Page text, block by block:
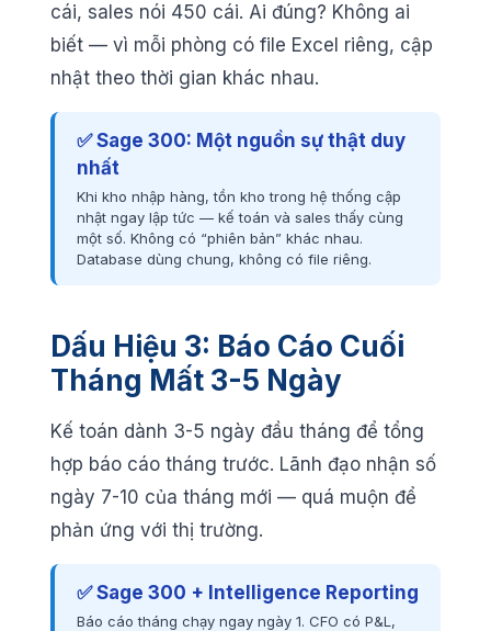
cái, sales nói 450 cái. Ai đúng? Không ai
biết — vì mỗi phòng có file Excel riêng, cập
nhật theo thời gian khác nhau.
✅ Sage 300: Một nguồn sự thật duy
nhất
Khi kho nhập hàng, tồn kho trong hệ thống cập
nhật ngay lập tức — kế toán và sales thấy cùng
một số. Không có “phiên bản” khác nhau.
Database dùng chung, không có file riêng.
Dấu Hiệu 3: Báo Cáo Cuối
Tháng Mất 3-5 Ngày
Kế toán dành 3-5 ngày đầu tháng để tổng
hợp báo cáo tháng trước. Lãnh đạo nhận số
ngày 7-10 của tháng mới — quá muộn để
phản ứng với thị trường.
✅ Sage 300 + Intelligence Reporting
Báo cáo tháng chạy ngay ngày 1. CFO có P&L,